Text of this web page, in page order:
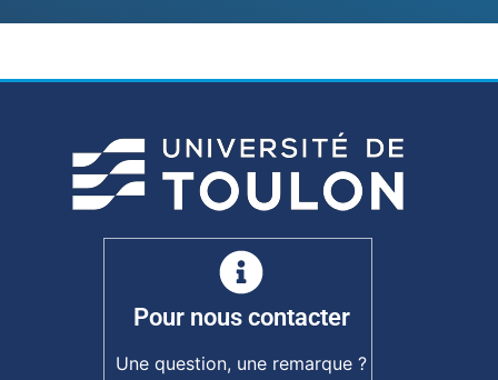
Pour nous contacter
Une question, une remarque ?